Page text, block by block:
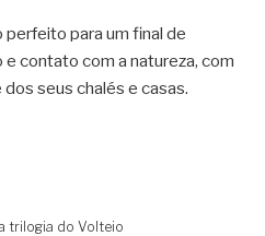
para um final de
contato com a natureza, com
seus chalés e casas.
trilogia do Volteio